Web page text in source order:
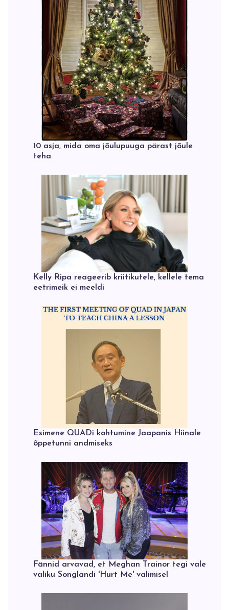
10 asja, mida oma jõulupuuga pärast jõule
teha
Kelly Ripa reageerib kriitikutele, kellele tema
eetrimeik ei meeldi
Esimene QUADi kohtumine Jaapanis Hiinale
õppetunni andmiseks
Fännid arvavad, et Meghan Trainor tegi vale
valiku Songlandi 'Hurt Me' valimisel